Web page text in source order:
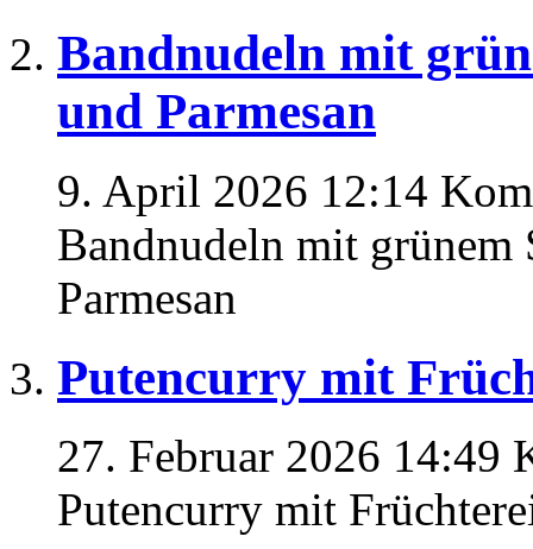
Bandnudeln mit
und Parmesan
9. April 2026 12:14
Bandnudeln mit grünem
Parmesan
Putencurry mit
27. Februar 2026 14:49
Putencurry mit